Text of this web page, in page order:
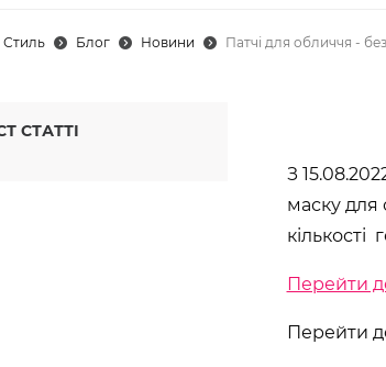
Блог Новини Патчі для обличчя -
СТАТТІ
З
маску для
кількості
Перейти
Перейти